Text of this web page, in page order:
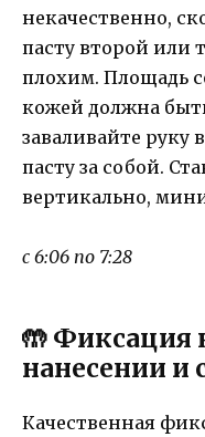
некачественно,
пасту второй или
плохим. Площадь
кожей должна
заваливайте руку
пасту за собой.
вертикально,
с 6:06 по 7:28
🤲 Фиксация
нанесении и
Качественная